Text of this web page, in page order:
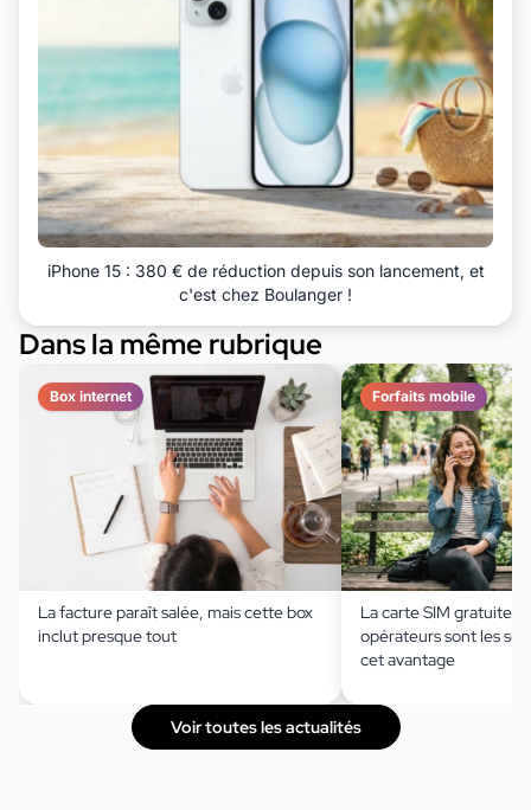
iPhone 15 : 380 € de réduction depuis son lancement, et
c'est chez Boulanger !
Dans la même rubrique
Box internet
La facture paraît salée, mais cette box
inclut presque tout
Forfaits mobile
La carte SIM gratuite ?
opérateurs sont les
cet avantage
Voir toutes les actualités